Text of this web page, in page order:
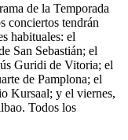
de la Temporada
conciertos tendrán
habituales: el
San Sebastián; el
Guridi de Vitoria; el
de Pamplona; el
Kursaal; y el viernes,
Todos los